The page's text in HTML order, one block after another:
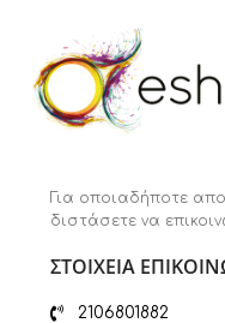
Για οποιαδήποτε
διστάσετε να
ΣΤΟΙΧΕΙΑ
2106801882